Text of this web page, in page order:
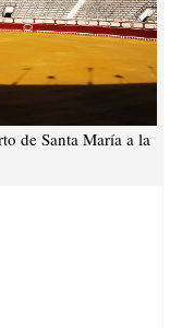
de Santa María a la